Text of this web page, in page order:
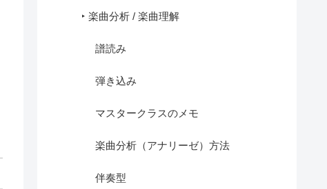
‣ 楽曲分析 / 楽曲理解
譜読み
弾き込み
マスタークラスのメモ
楽曲分析（アナリーゼ）方法
伴奏型